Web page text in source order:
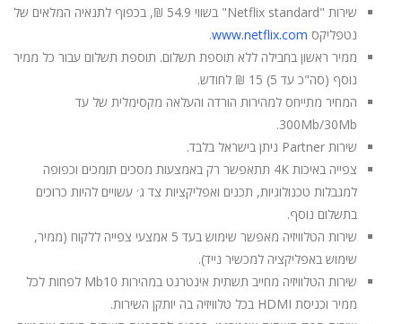
שירות "Netflix standard" בשווי 54.9 ₪, בכפוף לתנאיה המלאים של
נטפליקס www.netflix.com
.
ממיר ראשון בחבילה ללא תוספת תשלום. תוספת תשלום עבור כל ממיר
נוסף (סה"כ עד 5) 15 ₪ לחודש.
המחיר מתייחס למהירות הורדה והעלאה מקסימלית של עד
300Mb/30Mb.
שירות Partner ניתן בישראל בלבד.
צפייה באיכות 4K תתאפשר רק באמצעות מסכים תומכים וכפופה
למגבלות טכנולוגיות, תכנים ואפליקציות צד ג׳ עשויים להיות כרוכים
בתשלום נוסף.
שירות הטלוויזיה מאפשר שימוש בעד 5 אמצעי צפייה ללקוח (ממיר,
שימוש באפליקציה למכשיר נייד).
שירות הטלוויזיה מחייב תשתית אינטרנט במהירות Mb10 לפחות לכל
ממיר וכניסת HDMI בכל טלוויזיה בה יותקן השירות.